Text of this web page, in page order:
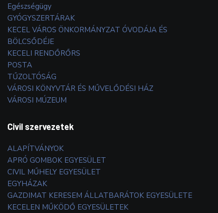
Egészségügy
GYÓGYSZERTÁRAK
KECEL VÁROS ÖNKORMÁNYZAT ÓVODÁJA ÉS
BÖLCSŐDÉJE
KECELI RENDŐRŐRS
POSTA
TŰZOLTÓSÁG
VÁROSI KÖNYVTÁR ÉS MŰVELŐDÉSI HÁZ
VÁROSI MÚZEUM
Civil szervezetek
ALAPÍTVÁNYOK
APRÓ GOMBOK EGYESÜLET
CIVIL MŰHELY EGYESÜLET
EGYHÁZAK
GAZDIMAT KERESEM ÁLLATBARÁTOK EGYESÜLETE
KECELEN MŰKÖDŐ EGYESÜLETEK